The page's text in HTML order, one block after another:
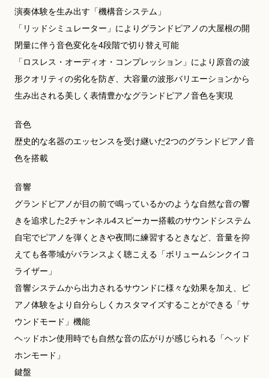
演奏体験を生み出す「機構音システム」
「リッドシミュレーター」によりグランドピアノの大屋根の開
閉量に伴う音色変化を4段階で切り替え可能
「ロスレス・オーディオ・コンプレッション」により原音の波
形クオリティの劣化を防ぎ、大容量の波形バリエーションから
生み出される美しく表情豊かなグランドピアノ音色を実現
音色
歴史的な名器のエッセンスを受け継いだ2つのグランドピアノ音
色を搭載
音響
グランドピアノが目の前で鳴っているかのような自然な音の響
きを追求した2チャンネル4スピーカー搭載のサウンドシステム
自宅でピアノを弾くときや夜間に練習するときなど、音量を抑
えても各帯域がバランスよく聴こえる「ボリュームシンクイコ
ライザー」
音響システムから出力されるサウンドに様々な効果を加え、ピ
アノ体験をより自分らしくカスタマイズすることができる「サ
ウンドモード」機能
ヘッドホン使用時でも自然な音の広がりが感じられる「ヘッド
ホンモード」
鍵盤